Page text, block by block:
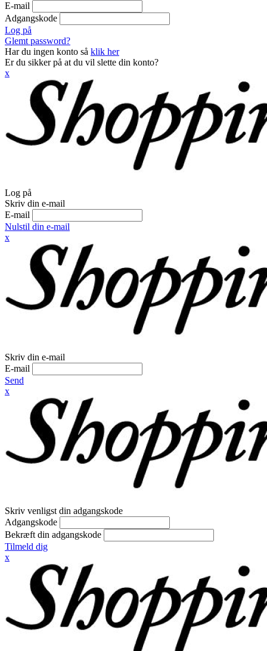
E-mail
Adgangskode
Log på
Glemt password?
Har du ingen konto så klik her
Er du sikker på at du vil slette din konto?
x
Log på
Skriv din e-mail
E-mail
Nulstil din e-mail
x
Skriv din e-mail
E-mail
Send
x
Skriv venligst din adgangskode
Adgangskode
Bekræft din adgangskode
Tilmeld dig
x